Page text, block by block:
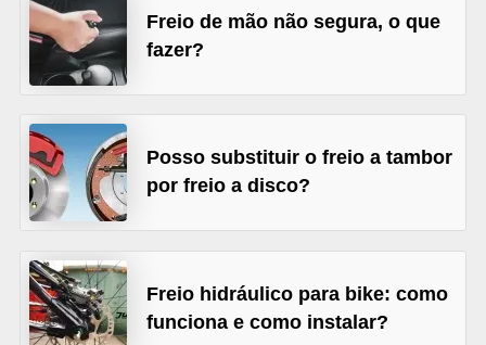
Freio de mão não segura, o que
fazer?
Posso substituir o freio a tambor
por freio a disco?
Freio hidráulico para bike: como
funciona e como instalar?
i
s
A
u
t
o
m
v
e